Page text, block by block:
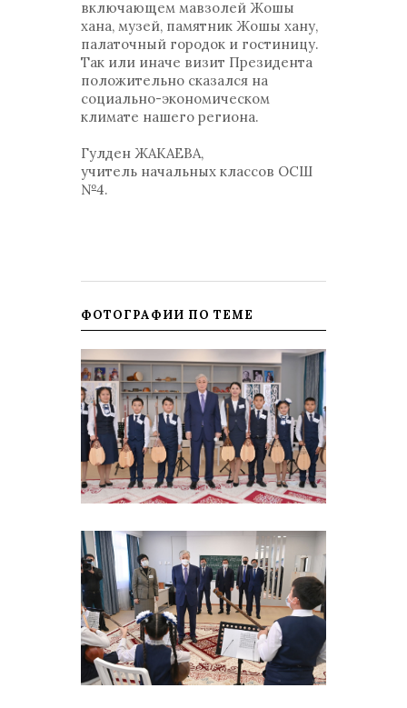
включающем мавзолей Жошы
хана, музей, памятник Жошы хану,
палаточный городок и гостиницу.
Так или иначе визит Президента
положительно сказался на
социально-экономическом
климате нашего региона.
Гулден ЖАКАЕВА,
учитель начальных классов ОСШ
№4.
ФОТОГРАФИИ ПО ТЕМЕ